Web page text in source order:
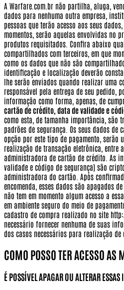
A Warfare.com.br não partilha, aluga,
dados para nenhuma outra empresa,
pessoas que terão acesso aos seus
momentos, serão aquelas envolvidas no
produtos requisitados. Confira abaixo
compartilhados com terceiros, em que
como os dados que não são
identificação e localização deverão
lhe serão enviados quando realizar uma
responsável pela entrega de seu pedido,
informação como forma, apenas, de
cartão de crédito, data de validade e
como esta, de tamanha importância, são
padrões de segurança. Os seus dados
opção por este tipo de pagamento, serão
realização de transação eletrônica, entre
administradora de cartão de crédito. As
validade e código de segurança) são
administradora do cartão. Após
encomenda, esses dados são apagados
não tem em momento algum acesso a
em ambiente seguro do meio de
cadastro de compra realizado no site
necessário fornecer nenhuma de suas
dos casos necessários para realização de
COMO POSSO TER ACESSO
É POSSÍVEL APAGAR OU ALTERAR